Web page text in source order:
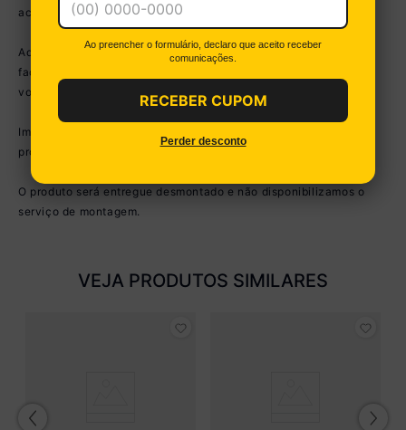
acordo com as configurações do seu dispositivo.
Aqui na Loja Multimóveis, você pode concluir sua compra
facilmente com toda segurança. A entrega é garantida e aqui
você está em 1° lugar.
Imagem meramente ilustrativa. Decoração não acompanha o
produto.
O produto será entregue desmontado e não disponibilizamos o
serviço de montagem.
VEJA PRODUTOS SIMILARES
Ao preencher o formulário, declaro que aceito receber
comunicações.
RECEBER CUPOM
Perder desconto